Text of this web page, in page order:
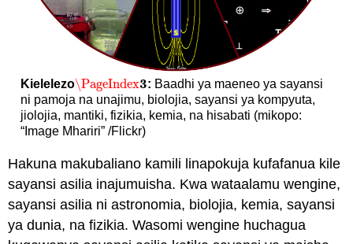
Kielelezo\PageIndex3
\PageIndex3: Baadhi ya maeneo ya sayansi
ni pamoja na unajimu, biolojia, sayansi ya kompyuta,
jiolojia, mantiki, fizikia, kemia, na hisabati (mikopo:
“Image Mhariri” /Flickr)
Hakuna makubaliano kamili linapokuja kufafanua kile
sayansi asilia inajumuisha. Kwa wataalamu wengine,
sayansi asilia ni astronomia, biolojia, kemia, sayansi
ya dunia, na fizikia. Wasomi wengine huchagua